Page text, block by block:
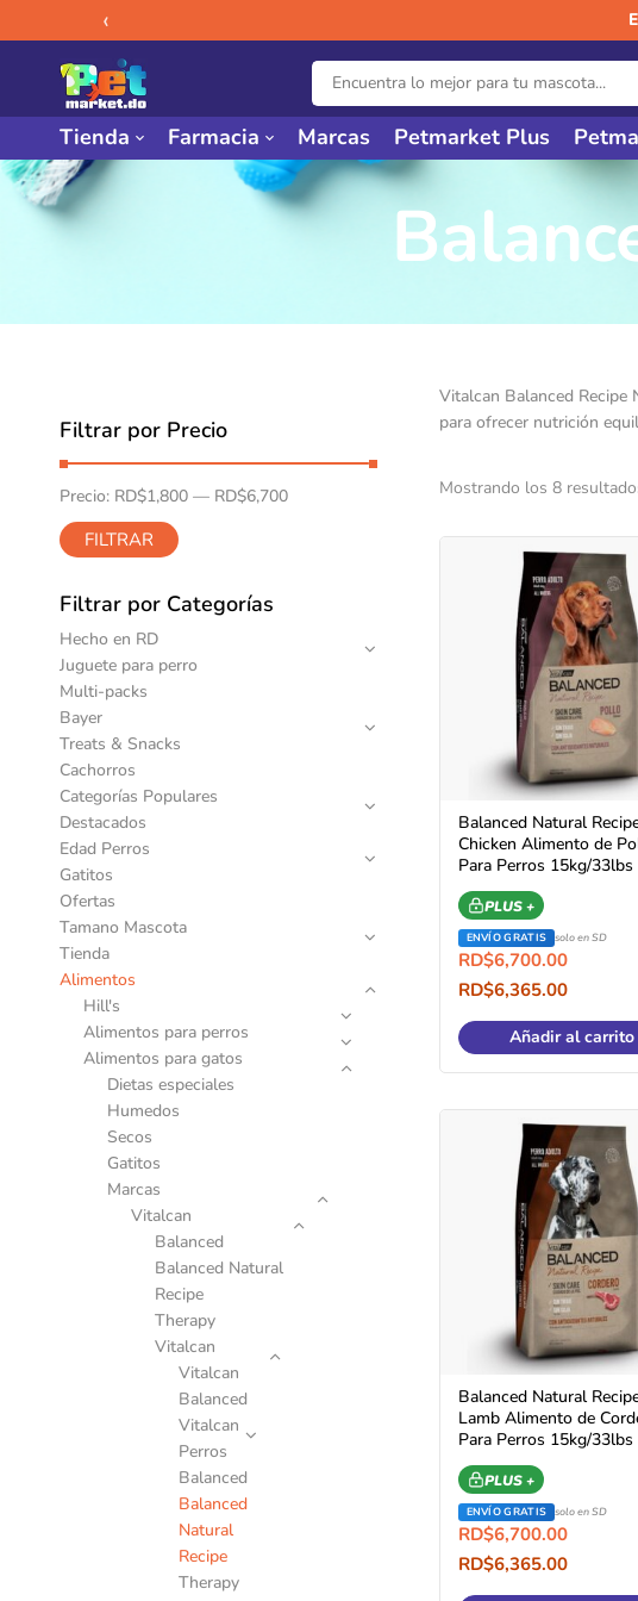
‹
Tienda Farmacia Marcas Petmarket Plus
Filtrar por Precio
FILTRAR
Precio: RD$1,800 — RD$6,700
Filtrar por Categorías
Hecho en RD
Juguete para perro
Multi-packs
Bayer
Treats & Snacks
Cachorros
Categorías Populares
Destacados
Edad Perros
Gatitos
Ofertas
Tamano Mascota
Tienda
Alimentos
Hill's
Alimentos para perros
Alimentos para gatos
Dietas especiales
Humedos
Secos
Gatitos
Marcas
Vitalcan
Balanced
Balanced Natural
Recipe
Therapy
Vitalcan
Vitalcan
Balanced
Vitalcan
Perros
Balanced
Balanced
Natural
Recipe
Therapy
Vitalcan Balanced Recipe
para ofrecer nutrición
Mostrando los 8
Balanced Natural
Chicken Alimento de
Para Perros 15kg/33lbs
PLUS +
ENVÍO GRATIS solo en SD
RD$6,700.00
RD$6,365.00
Añadir al carrito
Balanced Natural
Lamb Alimento de
Para Perros 15kg/33lbs
PLUS +
ENVÍO GRATIS solo en SD
RD$6,700.00
RD$6,365.00